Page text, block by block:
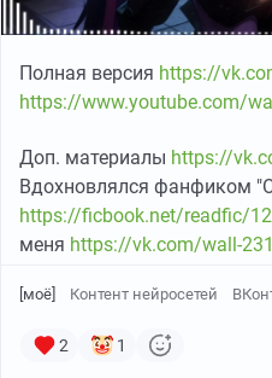
Полная версия https://
https://www.youtube.com/
Доп. материалы https://
Вдохновлялся фанфиком
https://ficbook.net/readfic/
меня https://vk.com/wall-
[моё] Контент нейросетей
2 1